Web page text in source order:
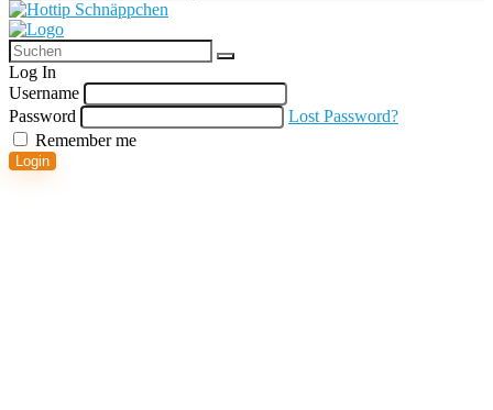
Log In
Username
Password
Lost Password?
Remember me
Login